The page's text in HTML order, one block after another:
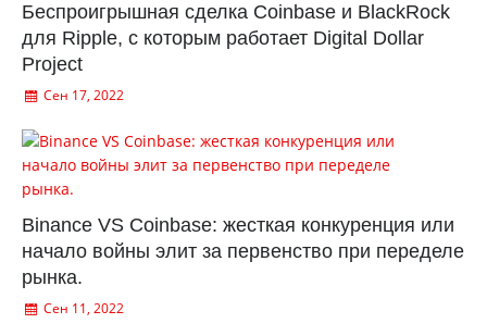
Беспроигрышная сделка Coinbase и BlackRock
для Ripple, с которым работает Digital Dollar
Project
Сен 17, 2022
Binance VS Coinbase: жесткая конкуренция или
начало войны элит за первенство при переделе
рынка.
Сен 11, 2022